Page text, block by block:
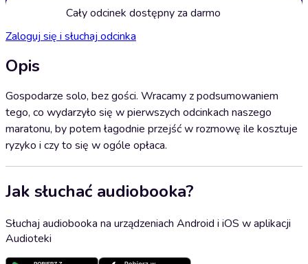
Cały odcinek dostępny za darmo
Zaloguj się i słuchaj odcinka
Opis
Gospodarze solo, bez gości. Wracamy z podsumowaniem
tego, co wydarzyło się w pierwszych odcinkach naszego
maratonu, by potem łagodnie przejść w rozmowę ile kosztuje
ryzyko i czy to się w ogóle opłaca.
Jak słuchać audiobooka?
Słuchaj audiobooka na urządzeniach Android i iOS w aplikacji
Audioteki